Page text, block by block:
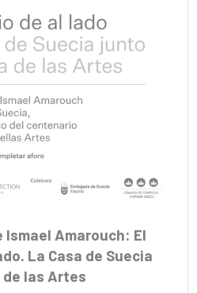
Ismael Amarouch: El
La Casa de Suecia
de las Artes